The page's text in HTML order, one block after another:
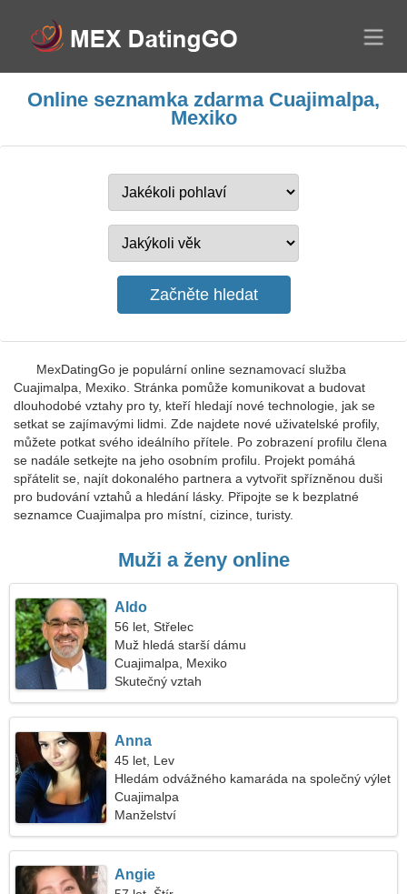
Online seznamka zdarma Cuajimalpa,
Mexiko
MexDatingGo je populární online seznamovací služba
Cuajimalpa, Mexiko. Stránka pomůže komunikovat a budovat
dlouhodobé vztahy pro ty, kteří hledají nové technologie, jak se
setkat se zajímavými lidmi. Zde najdete nové uživatelské profily,
můžete potkat svého ideálního přítele. Po zobrazení profilu člena
se nadále setkejte na jeho osobním profilu. Projekt pomáhá
spřátelit se, najít dokonalého partnera a vytvořit spřízněnou duši
pro budování vztahů a hledání lásky. Připojte se k bezplatné
seznamce Cuajimalpa pro místní, cizince, turisty.
Muži a ženy online
Aldo
56 let, Střelec
Muž hledá starší dámu
Cuajimalpa, Mexiko
Skutečný vztah
Anna
45 let, Lev
Hledám odvážného kamaráda na společný výlet
Cuajimalpa
Manželství
Angie